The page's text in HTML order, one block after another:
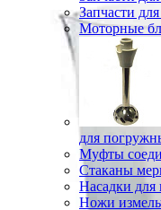
Запчасти
Моторные
для
Муфты
Стаканы
Насадки для
Ножи